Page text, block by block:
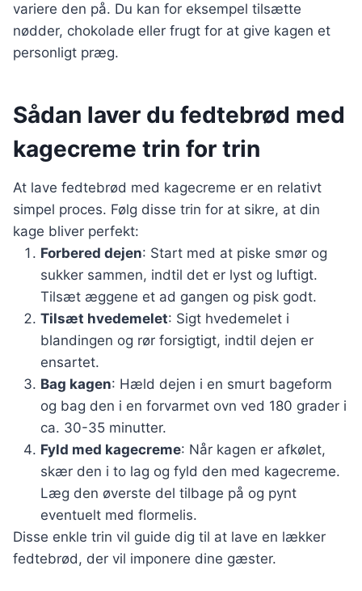
variere den på. Du kan for eksempel tilsætte
nødder, chokolade eller frugt for at give kagen et
personligt præg.
Sådan laver du fedtebrød med
kagecreme trin for trin
At lave fedtebrød med kagecreme er en relativt
simpel proces. Følg disse trin for at sikre, at din
kage bliver perfekt:
Forbered dejen: Start med at piske smør og
sukker sammen, indtil det er lyst og luftigt.
Tilsæt æggene et ad gangen og pisk godt.
Tilsæt hvedemelet: Sigt hvedemelet i
blandingen og rør forsigtigt, indtil dejen er
ensartet.
Bag kagen: Hæld dejen i en smurt bageform
og bag den i en forvarmet ovn ved 180 grader i
ca. 30-35 minutter.
Fyld med kagecreme: Når kagen er afkølet,
skær den i to lag og fyld den med kagecreme.
Læg den øverste del tilbage på og pynt
eventuelt med flormelis.
Disse enkle trin vil guide dig til at lave en lækker
fedtebrød, der vil imponere dine gæster.